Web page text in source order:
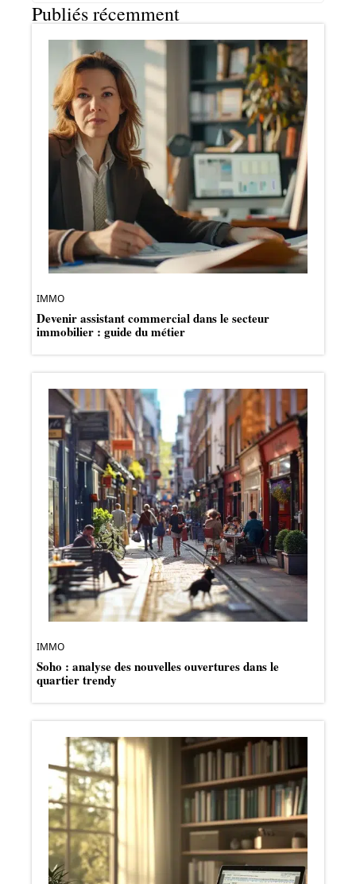
Publiés récemment
IMMO
Devenir assistant commercial dans le secteur
immobilier : guide du métier
IMMO
Soho : analyse des nouvelles ouvertures dans le
quartier trendy